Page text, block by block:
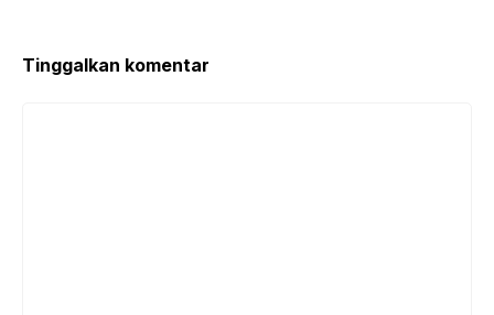
Tinggalkan komentar